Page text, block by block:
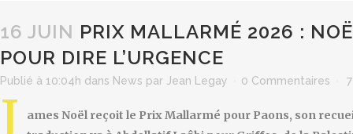
16 JUIN PRIX MALLARMÉ 2026 :
POUR DIRE L’URGENCE
Publié à 10:04h dans News par Jean Legay 0 Commentaires 7
J
ames Noël reçoit le Prix Mallarmé pour Paons, son